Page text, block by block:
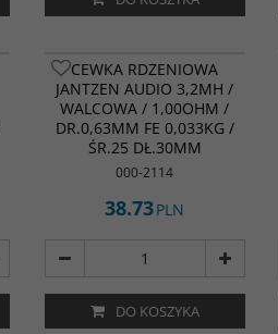
CEWKA RDZENIOWA
JANTZEN AUDIO 3,2MH /
WALCOWA / 1,00OHM /
DR.0,63MM FE 0,033KG /
ŚR.25 DŁ.30MM
000-2114
38.73PLN
DO KOSZYKA